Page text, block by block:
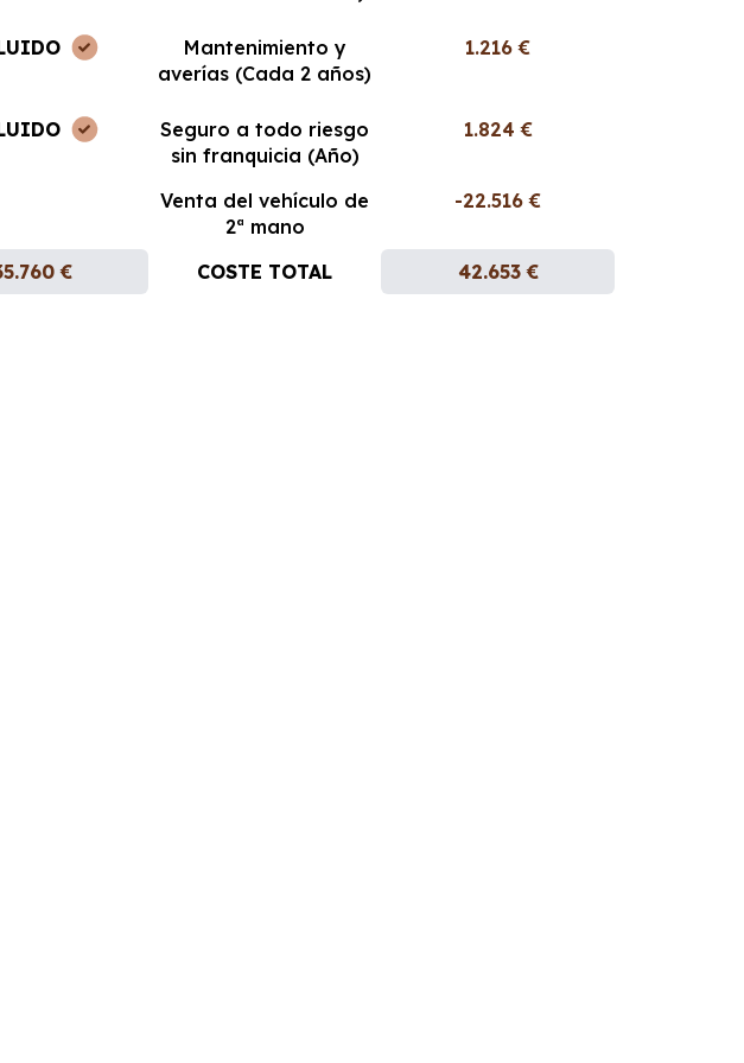
Mantenimiento y
averías (Cada 2 años)
1.216 €
Seguro a todo riesgo
sin franquicia (Año)
1.824 €
Venta del vehículo de
2ª mano
-22.516 €
€ COSTE TOTAL 42.653 €